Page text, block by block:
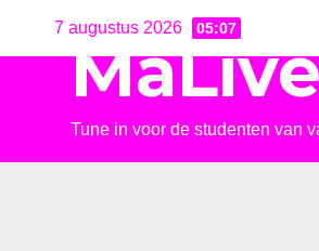
7 augustus 2026 05:07
Tune in voor de studenten van